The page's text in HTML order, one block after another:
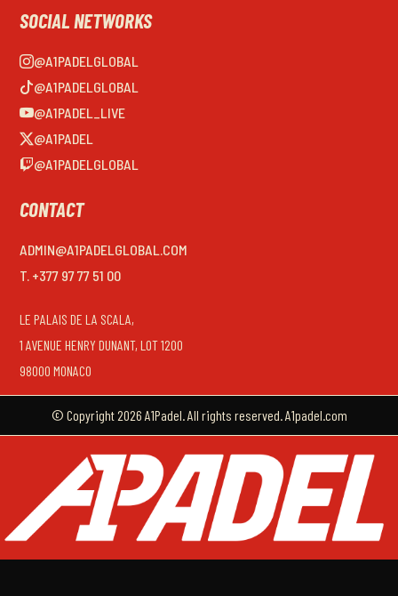
SOCIAL NETWORKS
@A1PADELGLOBAL
@A1PADELGLOBAL
@A1PADEL_LIVE
@A1PADEL
@A1PADELGLOBAL
CONTACT
ADMIN@A1PADELGLOBAL.COM
T. +377 97 77 51 00
LE PALAIS DE LA SCALA,
1 AVENUE HENRY DUNANT, LOT 1200
98000 MONACO
© Copyright 2026 A1Padel. All rights reserved. A1padel.com